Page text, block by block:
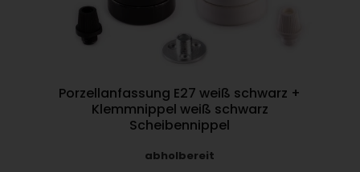
Porzellanfassung E27 weiß schwarz +
Klemmnippel weiß schwarz
Scheibennippel
abholbereit